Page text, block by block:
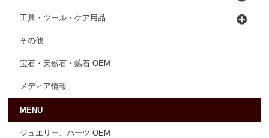
工具・ツール・ケア用品
その他
宝石・天然石・鉱石 OEM
メディア情報
MENU
ジュエリー、パーツ OEM